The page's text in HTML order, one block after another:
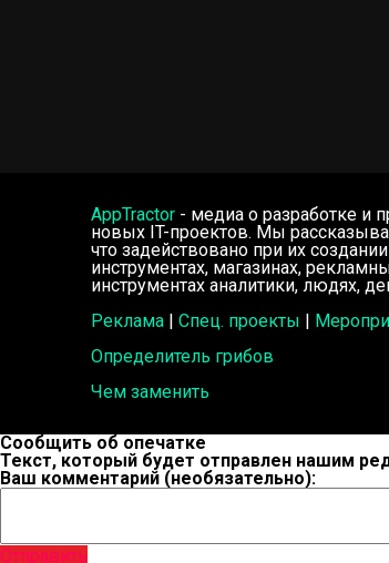
AppTractor - медиа о разработке и
новых IT-проектов. Мы
что задействовано при их
инструментах, магазинах,
инструментах аналитики, людях,
Реклама | Спец. проекты |
Определитель грибов
Чем заменить
Сообщить об опечатке
Текст, который будет отправлен нашим
Ваш комментарий (необязательно):
Отправить